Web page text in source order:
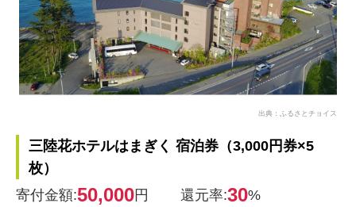
出典：ふるさとチョイス
三陸花ホテルはまぎく 宿泊券（3,000円券×5
枚）
寄付金額:50,000円 還元率:30%